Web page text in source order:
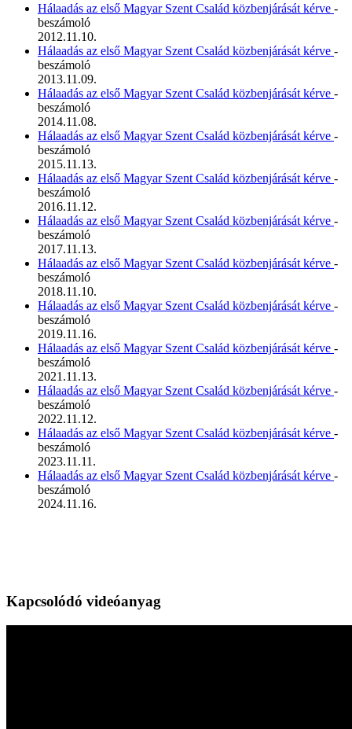
Hálaadás az első Magyar Szent Család közbenjárását kérve -
beszámoló
2012.11.10.
Hálaadás az első Magyar Szent Család közbenjárását kérve -
beszámoló
2013.11.09.
Hálaadás az első Magyar Szent Család közbenjárását kérve -
beszámoló
2014.11.08.
Hálaadás az első Magyar Szent Család közbenjárását kérve -
beszámoló
2015.11.13.
Hálaadás az első Magyar Szent Család közbenjárását kérve -
beszámoló
2016.11.12.
Hálaadás az első Magyar Szent Család közbenjárását kérve -
beszámoló
2017.11.13.
Hálaadás az első Magyar Szent Család közbenjárását kérve -
beszámoló
2018.11.10.
Hálaadás az első Magyar Szent Család közbenjárását kérve -
beszámoló
2019.11.16.
Hálaadás az első Magyar Szent Család közbenjárását kérve -
beszámoló
2021.11.13.
Hálaadás az első Magyar Szent Család közbenjárását kérve -
beszámoló
2022.11.12.
Hálaadás az első Magyar Szent Család közbenjárását kérve -
beszámoló
2023.11.11.
Hálaadás az első Magyar Szent Család közbenjárását kérve -
beszámoló
2024.11.16.
Kapcsolódó videóanyag